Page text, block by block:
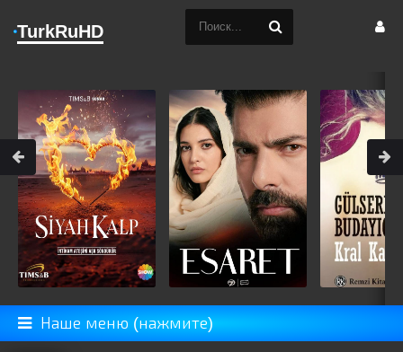
Наше меню (нажмите)
TurkRuHD